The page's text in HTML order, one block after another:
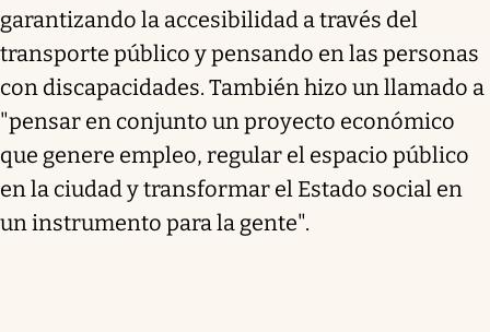
garantizando la accesibilidad a través del
transporte público y pensando en las personas
con discapacidades. También hizo un llamado a
"pensar en conjunto un proyecto económico
que genere empleo, regular el espacio público
en la ciudad y transformar el Estado social en
un instrumento para la gente".